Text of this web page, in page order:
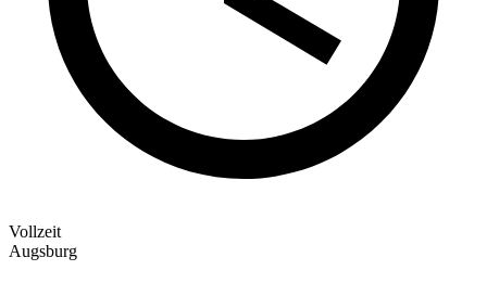
Vollzeit
Augsburg